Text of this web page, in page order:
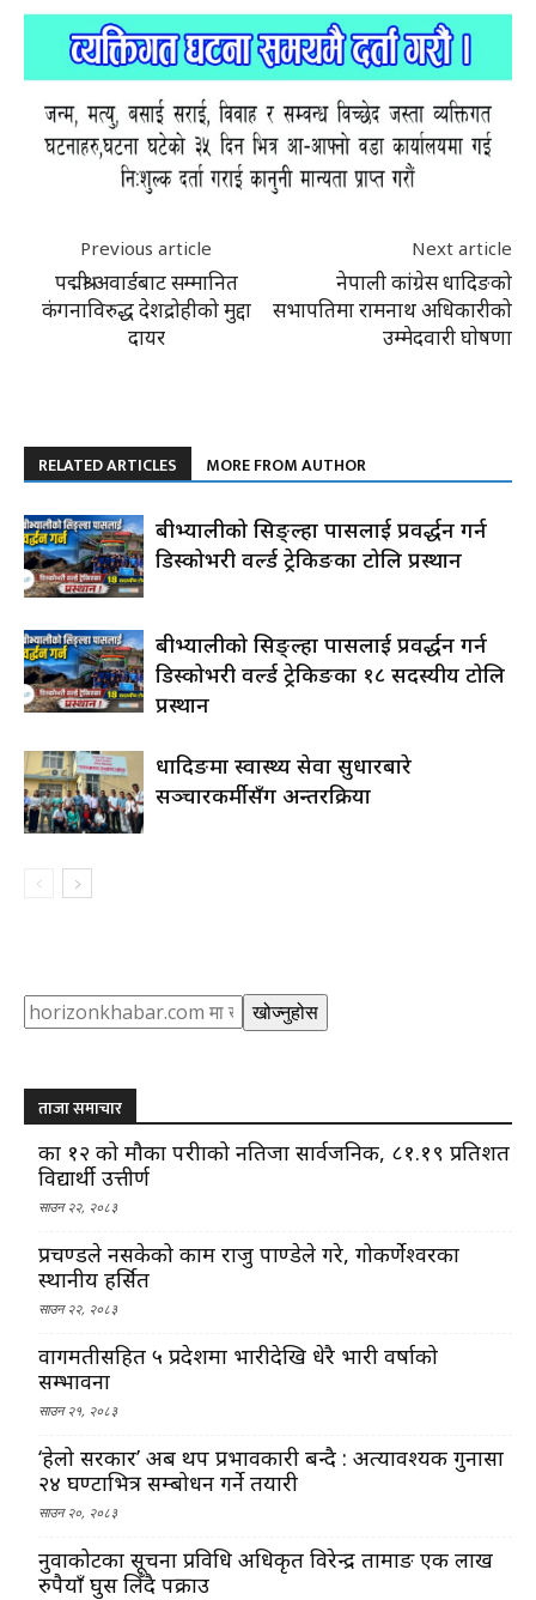
Previous article
पद्मश्री अवार्डबाट सम्मानित
कंगनाविरुद्ध देशद्रोहीको मुद्दा
दायर
Next article
नेपाली कांग्रेस धादिङको
सभापतिमा रामनाथ अधिकारीको
उम्मेदवारी घाेषणा
RELATED ARTICLES MORE FROM AUTHOR
रुबीभ्यालीको सिङ्ल्हा पासलाई प्रवर्द्धन गर्न
डिस्कोभरी वर्ल्ड ट्रेकिङका टोलि प्रस्थान
रुबीभ्यालीको सिङ्ल्हा पासलाई प्रवर्द्धन गर्न
डिस्कोभरी वर्ल्ड ट्रेकिङका १८ सदस्यीय टोलि
प्रस्थान
धादिङमा स्वास्थ्य सेवा सुधारबारे
सञ्चारकर्मीसँग अन्तरक्रिया
Search खोज्नुहोस
ताजा समाचार
कक्षा १२ को मौका परीक्षाको नतिजा सार्वजनिक, ८१.१९ प्रतिशत
विद्यार्थी उत्तीर्ण
साउन २२, २०८३
प्रचण्डले नसकेको काम राजु पाण्डेले गरे, गोकर्णेश्वरका
स्थानीय हर्सित
साउन २२, २०८३
वागमतीसहित ५ प्रदेशमा भारीदेखि धेरै भारी वर्षाको
सम्भावना
साउन २१, २०८३
‘हेलो सरकार’ अब थप प्रभावकारी बन्दै : अत्यावश्यक गुनासा
२४ घण्टाभित्र सम्बोधन गर्ने तयारी
साउन २०, २०८३
नुवाकोटका सूचना प्रविधि अधिकृत विरेन्द्र तामाङ एक लाख
रुपैयाँ घुस लिँदै पक्राउ